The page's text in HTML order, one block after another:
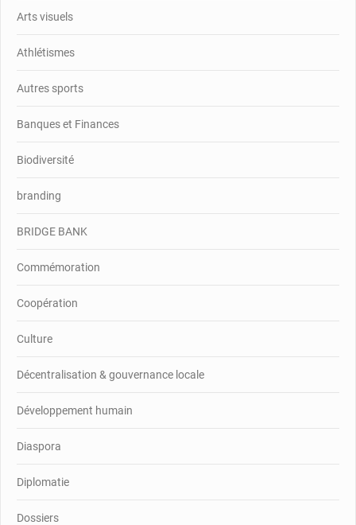
Arts visuels
Athlétismes
Autres sports
Banques et Finances
Biodiversité
branding
BRIDGE BANK
Commémoration
Coopération
Culture
Décentralisation & gouvernance locale
Développement humain
Diaspora
Diplomatie
Dossiers